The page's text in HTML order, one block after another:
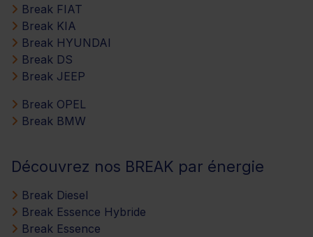
Break FIAT
Break KIA
Break HYUNDAI
Break DS
Break JEEP
Break OPEL
Break BMW
Découvrez nos BREAK par énergie
Break Diesel
Break Essence Hybride
Break Essence